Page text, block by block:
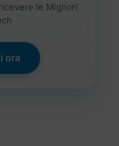
le Migliori
ora